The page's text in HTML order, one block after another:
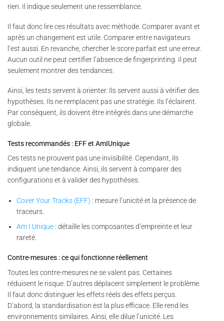
rien. Il indique seulement une ressemblance.
Il faut donc lire ces résultats avec méthode. Comparer avant et
après un changement est utile. Comparer entre navigateurs
l’est aussi. En revanche, chercher le score parfait est une erreur.
Aucun outil ne peut certifier l’absence de fingerprinting. Il peut
seulement montrer des tendances.
Ainsi, les tests servent à orienter. Ils servent aussi à vérifier des
hypothèses. Ils ne remplacent pas une stratégie. Ils l’éclairent.
Par conséquent, ils doivent être intégrés dans une démarche
globale.
Tests recommandés : EFF et AmIUnique
Ces tests ne prouvent pas une invisibilité. Cependant, ils
indiquent une tendance. Ainsi, ils servent à comparer des
configurations et à valider des hypothèses.
Cover Your Tracks (EFF) : mesure l’unicité et la présence de
traceurs.
Am I Unique : détaille les composantes d’empreinte et leur
rareté.
Contre-mesures : ce qui fonctionne réellement
Toutes les contre-mesures ne se valent pas. Certaines
réduisent le risque. D’autres déplacent simplement le problème.
Il faut donc distinguer les effets réels des effets perçus.
D’abord, la standardisation est la plus efficace. Elle rend les
environnements similaires. Ainsi, elle dilue l’unicité. Les